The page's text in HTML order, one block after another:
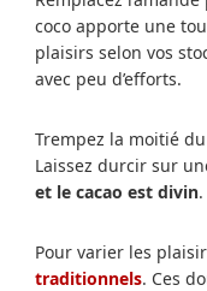
coco apporte une
plaisirs selon vos
avec peu d’efforts.
Trempez la moitié
Laissez durcir sur
et le cacao est divin.
Pour varier les
traditionnels. Ces